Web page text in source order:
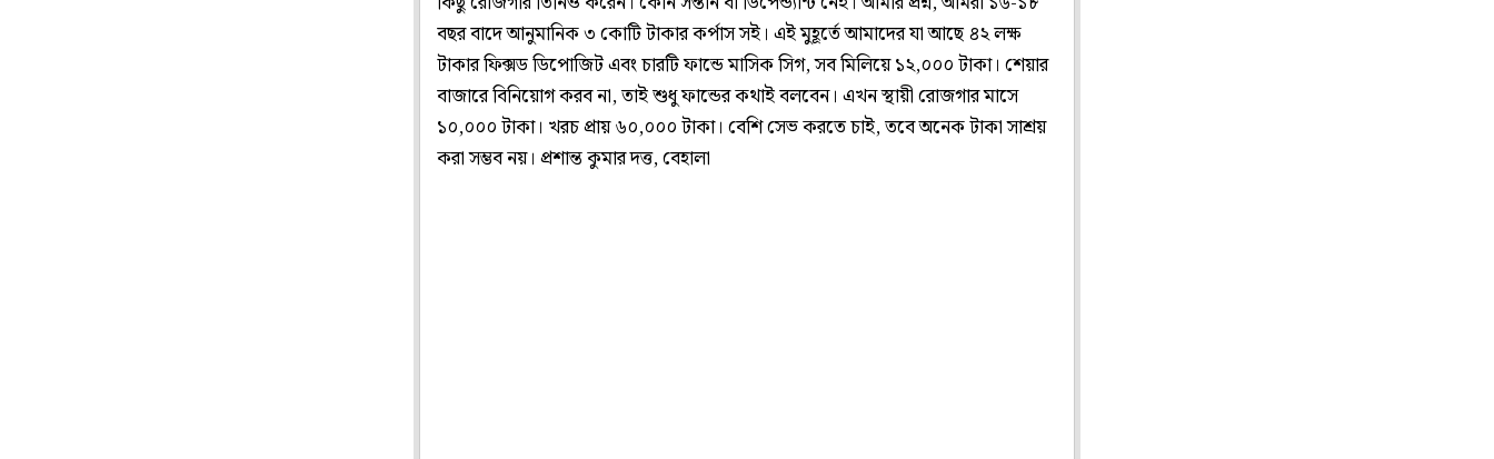
বছর বাদে আনুমানিক ৩ কোটি টাকার কর্পাস সই। এই মুহূর্তে আমাদের যা আছে ৪২ লক্ষ
টাকার ফিক্সড ডিপোজিট এবং চারটি ফান্ডে মাসিক সিগ, সব মিলিয়ে ১২,০০০ টাকা। শেয়ার
বাজারে বিনিয়োগ করব না, তাই শুধু ফান্ডের কথাই বলবেন। এখন স্থায়ী রোজগার মাসে
১০,০০০ টাকা। খরচ প্রায় ৬০,০০০ টাকা। বেশি সেভ করতে চাই, তবে অনেক টাকা সাশ্রয়
করা সম্ভব নয়। প্রশান্ত কুমার দত্ত, বেহালা